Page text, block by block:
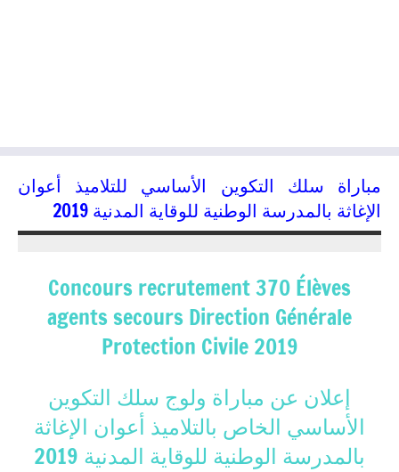
مباراة سلك التكوين الأساسي للتلاميذ أعوان
الإغاثة بالمدرسة الوطنية للوقاية المدنية 2019
Concours recrutement 370 Élèves
agents secours Direction Générale
Protection Civile 2019
إعلان عن مباراة ولوج سلك التكوين
الأساسي الخاص بالتلاميذ أعوان الإغاثة
بالمدرسة الوطنية للوقاية المدنية 2019